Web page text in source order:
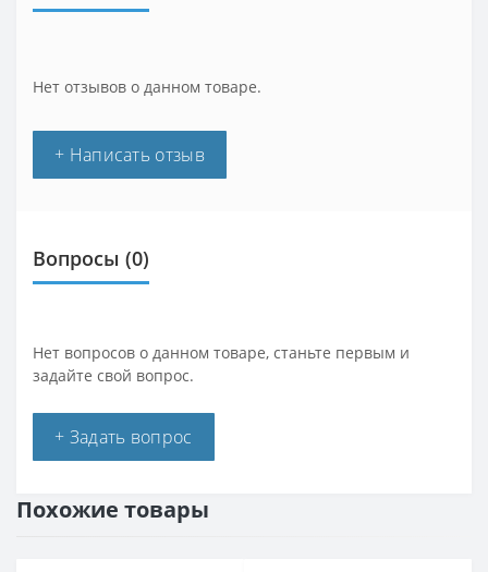
Нет отзывов о данном товаре.
+ Написать отзыв
Вопросы (0)
Нет вопросов о данном товаре, станьте первым и
задайте свой вопрос.
+ Задать вопрос
Похожие товары